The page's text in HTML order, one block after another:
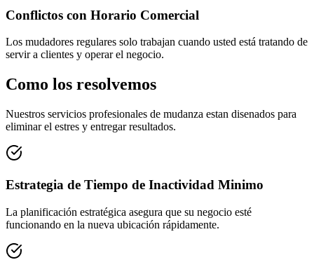
Conflictos con Horario Comercial
Los mudadores regulares solo trabajan cuando usted está tratando de
servir a clientes y operar el negocio.
Como los resolvemos
Nuestros servicios profesionales de mudanza estan disenados para
eliminar el estres y entregar resultados.
Estrategia de Tiempo de Inactividad Minimo
La planificación estratégica asegura que su negocio esté
funcionando en la nueva ubicación rápidamente.